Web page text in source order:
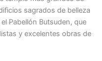
sagrados de belleza
Pabellón Butsuden, que
y excelentes obras de